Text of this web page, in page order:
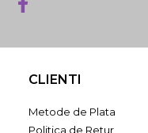
CLIENTI
Metode de Plata
Politica de Retur